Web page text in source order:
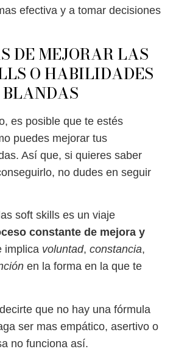
efectiva y a tomar decisiones
DE MEJORAR LAS
O HABILIDADES
BLANDAS
es posible que te estés
puedes mejorar tus
Así que, si quieres saber
no dudes en seguir
soft skills es un viaje
constante de mejora y
implica voluntad, constancia,
en la forma en la que te
que no hay una fórmula
ser mas empático, asertivo o
no funciona así.